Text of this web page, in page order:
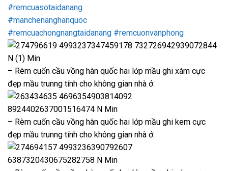
#remcuasotaidanang
#manchenanghanquoc
#remcuachongnangtaidanang #remcuonvanphong
– Rèm cuốn cầu vồng hàn quốc hai lớp mầu ghi xám cực
đẹp mầu trunng tính cho không gian nhà ở.
– Rèm cuốn cầu vồng hàn quốc hai lớp mầu ghi kem cực
đẹp mầu trunng tính cho không gian nhà ở.